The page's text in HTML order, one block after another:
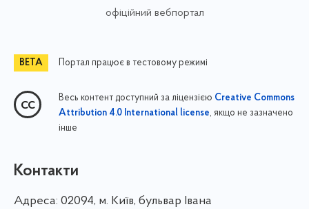
офіційний вебпортал
Портал працює в тестовому режимі
Весь контент доступний за ліцензією Creative Commons
Attribution 4.0 International license, якщо не зазначено
інше
Контакти
Адреса: 02094, м. Київ, бульвар Івана